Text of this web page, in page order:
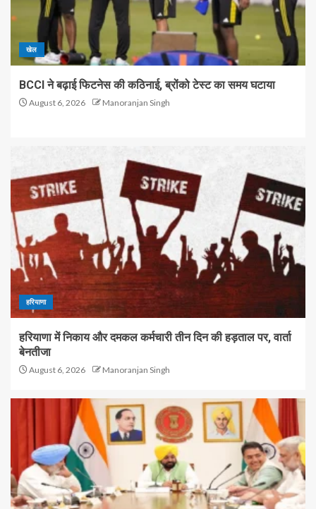
खेल
BCCI ने बढ़ाई फिटनेस की कठिनाई, ब्रोंको टेस्ट का समय घटाया
August 6, 2026 Manoranjan Singh
हरियाणा
हरियाणा में निकाय और दमकल कर्मचारी तीन दिन की हड़ताल पर, वार्ता
बेनतीजा
August 6, 2026 Manoranjan Singh